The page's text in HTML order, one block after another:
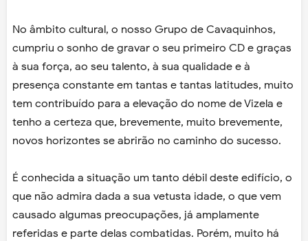
No âmbito cultural, o nosso Grupo de Cavaquinhos,
cumpriu o sonho de gravar o seu primeiro CD e graças
à sua força, ao seu talento, à sua qualidade e à
presença constante em tantas e tantas latitudes, muito
tem contribuído para a elevação do nome de Vizela e
tenho a certeza que, brevemente, muito brevemente,
novos horizontes se abrirão no caminho do sucesso.
É conhecida a situação um tanto débil deste edifício, o
que não admira dada a sua vetusta idade, o que vem
causado algumas preocupações, já amplamente
referidas e parte delas combatidas. Porém, muito há